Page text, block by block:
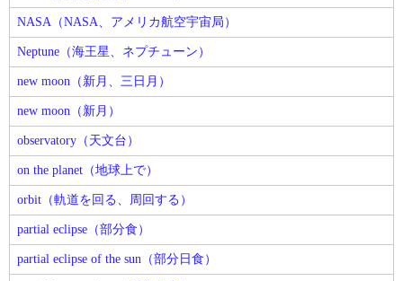
NASA（NASA、アメリカ航空宇宙局）
Neptune（海王星、ネプチューン）
new moon（新月、三日月）
new moon（新月）
observatory（天文台）
on the planet（地球上で）
orbit（軌道を回る、周回する）
partial eclipse（部分食）
partial eclipse of the sun（部分日食）